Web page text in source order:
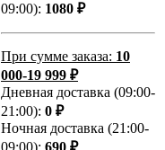
09:00): 1080 ₽
При сумме заказа: 10
000-19 999 ₽
Дневная доставка (09:00-
21:00): 0 ₽
Ночная доставка (21:00-